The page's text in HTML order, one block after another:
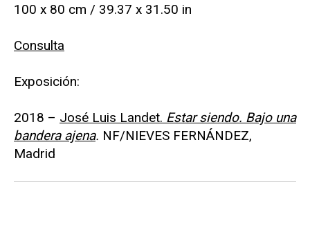
100 x 80 cm / 39.37 x 31.50 in
Consulta
Exposición:
2018 – José Luis Landet. Estar siendo. Bajo una
bandera ajena. NF/NIEVES FERNÁNDEZ,
Madrid